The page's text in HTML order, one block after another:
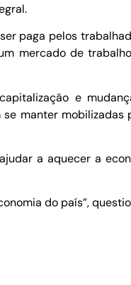
paga pelos
mercado de
e
manter mobilizadas
a aquecer a
do país”,